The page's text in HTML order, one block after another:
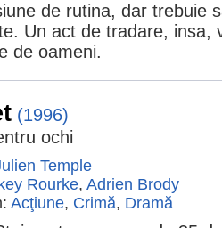
de rutina, dar trebuie
Un act de tradare, insa,
de oameni.
(1996)
ochi
Temple
Rourke, Adrien Brody
Acţiune, Crimă, Dramă